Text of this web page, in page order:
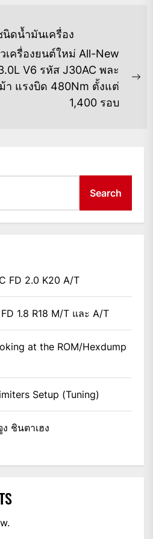
ดน้ำมันเครื่อง
เครื่องยนต์ใหม่ All-New
V6 รหัส J30AC พละ
า แรงบิด 480Nm ตั้งแต่
1,400 รอบ
Search
FD 2.0 K20 A/T
1.8 R18 M/T และ A/T
at the ROM/Hexdump
Setup (Tuning)
ชินตาเฮง